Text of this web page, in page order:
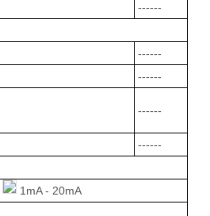
------
------
------
------
------
1mA - 20mA